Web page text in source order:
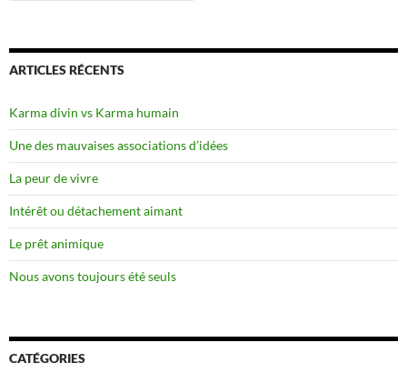
ARTICLES RÉCENTS
Karma divin vs Karma humain
Une des mauvaises associations d’idées
La peur de vivre
Intérêt ou détachement aimant
Le prêt animique
Nous avons toujours été seuls
CATÉGORIES